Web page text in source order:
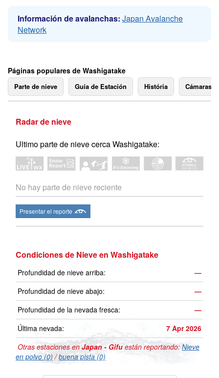
Información de avalanchas: Japan Avalanche
Network
Páginas populares de Washigatake
Parte de nieve Guía de Estación História Cámaras
Radar de nieve
Ultimo parte de nieve cerca Washigatake:
No hay parte de nieve reciente
Presentar el reporte
Condiciones de Nieve en Washigatake
Profundidad de nieve arriba:
—
Profundidad de nieve abajo:
—
Profundidad de la nevada fresca:
—
Última nevada:
7 Apr 2026
Otras estaciones enJapan - Gifu están reportando: Nieve
en polvo (0) /buena pista (0)